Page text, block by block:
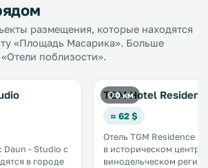
размещения, которые находятся
«Площадь Масарика». Больше
поблизости».
Daun - Studio с
в городе
0 км
TGM Hotel
≈ 62 $
Отель TGM Residence
в историческом центре
винодельческом